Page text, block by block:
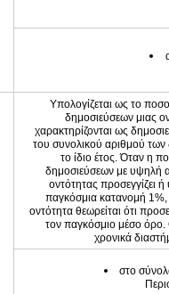
Υπολογίζεται ως το
δημοσιεύσεων μιας
χαρακτηρίζονται ως
του συνολικού αριθμού
το ίδιο έτος. Όταν η
δημοσιεύσεων με υψηλή
οντότητας προσεγγίζει ή
παγκόσμια κατανομή
οντότητα θεωρείται ότι
τον παγκόσμιο μέσο όρο.
χρονικά
στο